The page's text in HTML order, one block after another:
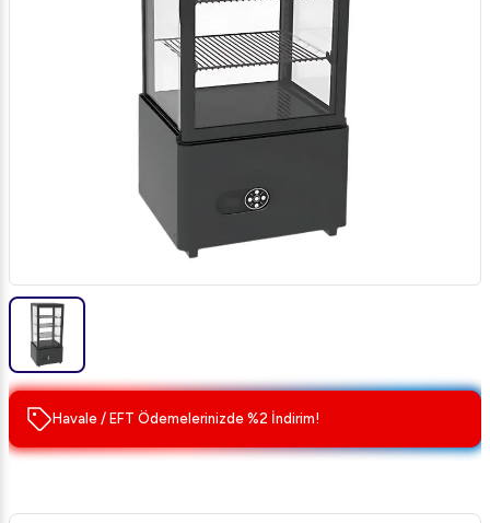
Havale / EFT Ödemelerinizde %2 İndirim!